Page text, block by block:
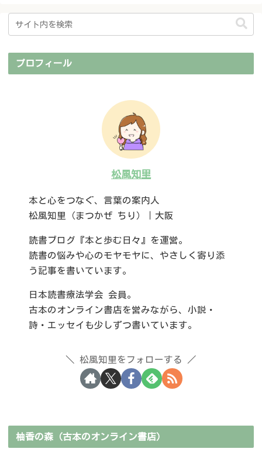
プロフィール
松風知里
本と心をつなぐ、言葉の案内人
松風知里（まつかぜ ちり）｜大阪
読書ブログ『本と歩む日々』を運営。
読書の悩みや心のモヤモヤに、やさしく寄り添
う記事を書いています。
日本読書療法学会 会員。
古本のオンライン書店を営みながら、小説・
詩・エッセイも少しずつ書いています。
松風知里をフォローする
柚香の森（古本のオンライン書店）